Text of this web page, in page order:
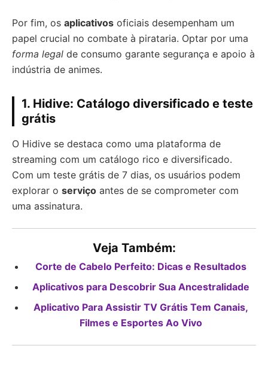
Por fim, os aplicativos oficiais desempenham um
papel crucial no combate à pirataria. Optar por uma
forma legal de consumo garante segurança e apoio à
indústria de animes.
1. Hidive: Catálogo diversificado e teste
grátis
O Hidive se destaca como uma plataforma de
streaming com um catálogo rico e diversificado.
Com um teste grátis de 7 dias, os usuários podem
explorar o serviço antes de se comprometer com
uma assinatura.
Veja Também:
Corte de Cabelo Perfeito: Dicas e Resultados
Aplicativos para Descobrir Sua Ancestralidade
Aplicativo Para Assistir TV Grátis Tem Canais,
Filmes e Esportes Ao Vivo